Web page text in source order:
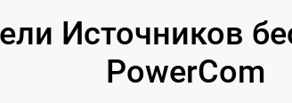
Источников
PowerCom